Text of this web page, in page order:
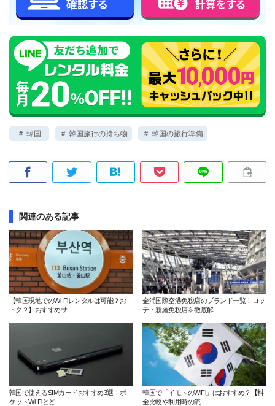
＃ 韓国 ＃ 韓国旅行の持ち物 ＃ 韓国の旅行準備
関連のある記事
【韓国現地でのWi-Fiレンタルは可能？お
トク？】おすすめサ...
金浦国際空港免税店のブランド一覧！ロッ
テ・新羅免税店を徹底解...
韓国で使えるSIMカードおすすめ3選！ポ
ケットWi-Fiとど...
韓国で「イモトのWiFi」はおすすめ？【料
金比較や利用時の流...